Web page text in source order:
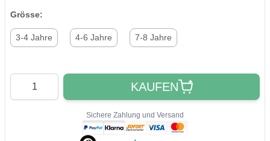
Grösse:
3-4 Jahre 4-6 Jahre 7-8 Jahre
Quantity
KAUFEN
Sichere Zahlung und Versand